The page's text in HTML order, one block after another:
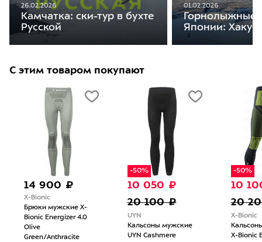
26.02.2026
Камчатка: ски-тур в бухте
Русской
01.02.2026
Горнолыжные
Японии:
С этим товаром покупают
14 900 ₽
X-Bionic
Брюки мужские X-
Bionic Energizer 4.0
Olive
Green/Anthracite
-50%
10 050 ₽
20 100 ₽
UYN
Кальсоны мужские
UYN Cashmere
-50%
10
20
X-Bionic
X-Bionic